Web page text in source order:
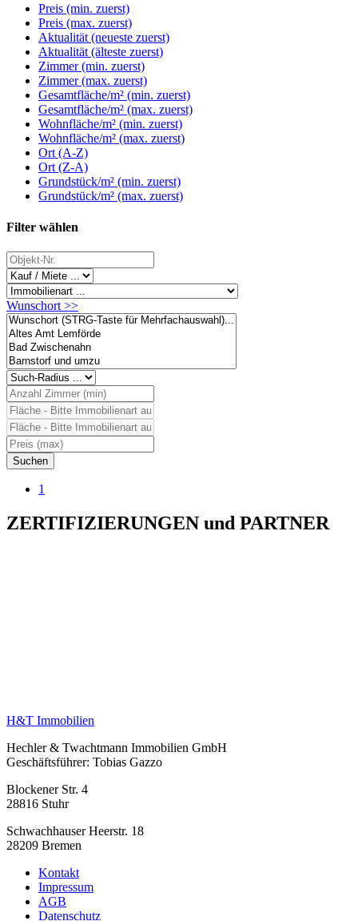
Preis (min. zuerst)
Preis (max. zuerst)
Aktualität (neueste zuerst)
Aktualität (älteste zuerst)
Zimmer (min. zuerst)
Zimmer (max. zuerst)
Gesamtfläche/m² (min. zuerst)
Gesamtfläche/m² (max. zuerst)
Wohnfläche/m² (min. zuerst)
Wohnfläche/m² (max. zuerst)
Ort (A-Z)
Ort (Z-A)
Grundstück/m² (min. zuerst)
Grundstück/m² (max. zuerst)
Filter wählen
Wunschort >>
1
ZERTIFIZIERUNGEN und PARTNER
H&T Immobilien
Hechler & Twachtmann Immobilien GmbH
Geschäftsführer: Tobias Gazzo
Blockener Str. 4
28816 Stuhr
Schwachhauser Heerstr. 18
28209 Bremen
Kontakt
Impressum
AGB
Datenschutz